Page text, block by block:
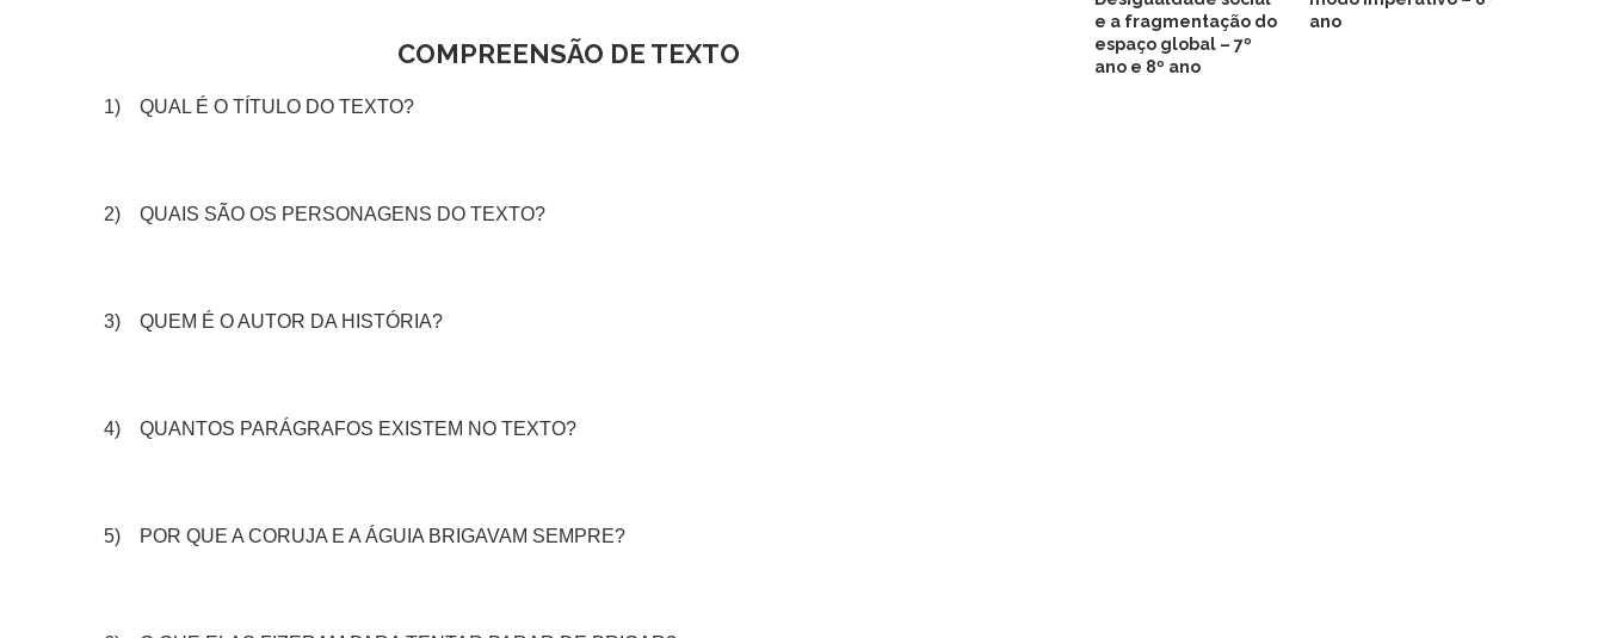
COMPREENSÃO DE TEXTO
1) QUAL É O TÍTULO DO TEXTO?
2) QUAIS SÃO OS PERSONAGENS DO TEXTO?
3) QUEM É O AUTOR DA HISTÓRIA?
4) QUANTOS PARÁGRAFOS EXISTEM NO TEXTO?
5) POR QUE A CORUJA E A ÁGUIA BRIGAVAM SEMPRE?
e a fragmentação do
espaço global – 7º
ano e 8º ano
ano